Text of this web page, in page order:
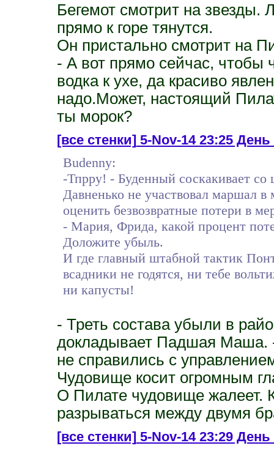
Бегемот смотрит на звезды.
прямо к горе тянутся.
Он пристально смотрит на
- А вот прямо сейчас,
водка к ухе, да красиво
надо.Может, настоящий
ты морок?
[все стенки]5-Nov-14 23:25 День
Budenny:
-Тпрру! - Буденный соскакивает
Давненько не участвовал маршал
оценить безвозвратные потери в
- Мария, Фрида, какой процент
Доложите убыль.
И где главный штабной тактик
всадники не годятся, ни тебе
ни капусты!
- Треть состава убыли в
докладывает Падшая Маша.
не справились с
Чудовище косит огромным
О Пилате чудовище жалеет.
разрываться между двумя
[все стенки]5-Nov-14 23:29 День